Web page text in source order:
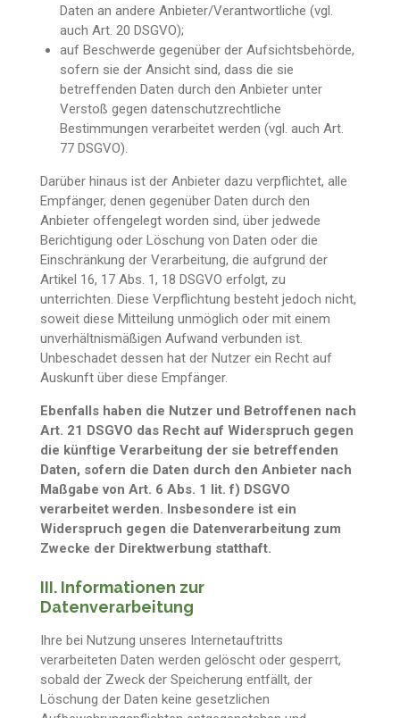
Daten an andere Anbieter/Verantwortliche (vgl.
auch Art. 20 DSGVO);
auf Beschwerde gegenüber der Aufsichtsbehörde,
sofern sie der Ansicht sind, dass die sie
betreffenden Daten durch den Anbieter unter
Verstoß gegen datenschutzrechtliche
Bestimmungen verarbeitet werden (vgl. auch Art.
77 DSGVO).
Darüber hinaus ist der Anbieter dazu verpflichtet, alle
Empfänger, denen gegenüber Daten durch den
Anbieter offengelegt worden sind, über jedwede
Berichtigung oder Löschung von Daten oder die
Einschränkung der Verarbeitung, die aufgrund der
Artikel 16, 17 Abs. 1, 18 DSGVO erfolgt, zu
unterrichten. Diese Verpflichtung besteht jedoch nicht,
soweit diese Mitteilung unmöglich oder mit einem
unverhältnismäßigen Aufwand verbunden ist.
Unbeschadet dessen hat der Nutzer ein Recht auf
Auskunft über diese Empfänger.
Ebenfalls haben die Nutzer und Betroffenen nach
Art. 21 DSGVO das Recht auf Widerspruch gegen
die künftige Verarbeitung der sie betreffenden
Daten, sofern die Daten durch den Anbieter nach
Maßgabe von Art. 6 Abs. 1 lit. f) DSGVO
verarbeitet werden. Insbesondere ist ein
Widerspruch gegen die Datenverarbeitung zum
Zwecke der Direktwerbung statthaft.
III. Informationen zur
Datenverarbeitung
Ihre bei Nutzung unseres Internetauftritts
verarbeiteten Daten werden gelöscht oder gesperrt,
sobald der Zweck der Speicherung entfällt, der
Löschung der Daten keine gesetzlichen